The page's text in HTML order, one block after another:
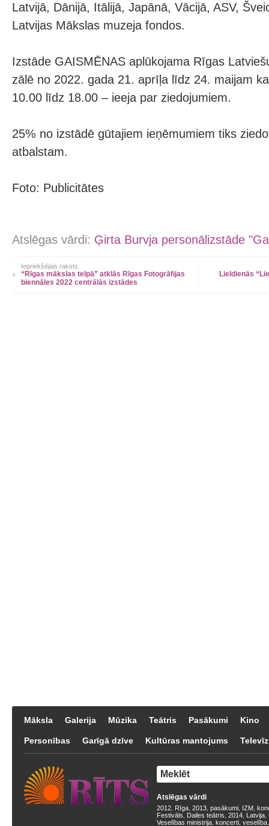
Latvijā, Dānijā, Itālijā, Japānā, Vācijā, ASV,
Latvijas Mākslas muzeja fondos.
Izstāde GAISMĒNAS aplūkojama Rīgas
zālē no 2022. gada 21. aprīļa līdz 24. maijam
10.00 līdz 18.00 – ieeja par ziedojumiem.
25% no izstādē gūtajiem ieņēmumiem tiks
atbalstam.
Foto: Publicitātes
Atslēgas vārdi: Ģirta Burvja personālizstāde
Iepriekšējais raksts
“Rīgas mākslas telpā” atklās Rīgas Fotogrāfijas
biennāles 2022 centrālās izstādes
Lieldienās
Māksla Galerija Mūzika Teātris Pasākumi Kino
Personības Garīgā dzīve Kultūras mantojums
Atslēgas vārdi
2012 Rīga 2013 pasākumi IZM
Festivāls
Dailes teātris 2014 Latvija
Veselības ministrija koncerti veselība